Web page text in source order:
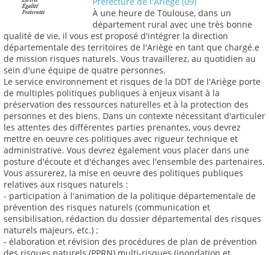
À une heure de Toulouse, dans un
département rural avec une très bonne
qualité de vie, il vous est proposé d'intégrer la direction
départementale des territoires de l'Ariège en tant que chargé.e
de mission risques naturels. Vous travaillerez, au quotidien au
sein d'une équipe de quatre personnes.
Le service environnement et risques de la DDT de l'Ariège porte
de multiples politiques publiques à enjeux visant à la
préservation des ressources naturelles et à la protection des
personnes et des biens. Dans un contexte nécessitant d'articuler
les attentes des différentes parties prenantes, vous devrez
mettre en oeuvre ces politiques avec rigueur technique et
administrative. Vous devrez également vous placer dans une
posture d'écoute et d'échanges avec l'ensemble des partenaires.
Vous assurerez, la mise en oeuvre des politiques publiques
relatives aux risques naturels :
- participation à l'animation de la politique départementale de
prévention des risques naturels (communication et
sensibilisation, rédaction du dossier départemental des risques
naturels majeurs, etc.) ;
- élaboration et révision des procédures de plan de prévention